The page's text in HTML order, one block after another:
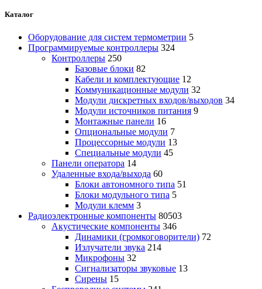
Каталог
Оборудование для систем термометрии 5
Программируемые контроллеры 324
Контроллеры 250
Базовые блоки 82
Кабели и комплектующие 12
Коммуникационные модули 32
Модули дискретных входов/выходов 34
Модули источников питания 9
Монтажные панели 16
Опциональные модули 7
Процессорные модули 13
Специальные модули 45
Панели оператора 14
Удаленные входа/выхода 60
Блоки автономного типа 51
Блоки модульного типа 5
Модули клемм 3
Радиоэлектронные компоненты 80503
Акустические компоненты 346
Динамики (громкоговорители) 72
Излучатели звука 214
Микрофоны 32
Сигнализаторы звуковые 13
Сирены 15